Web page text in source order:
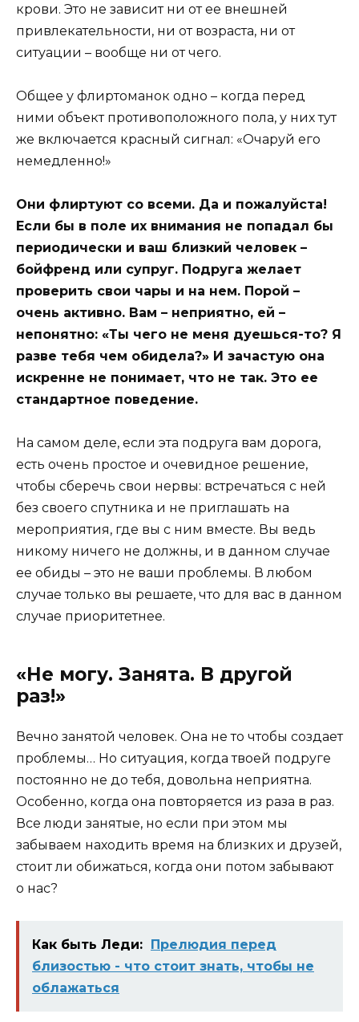
крови. Это не зависит ни от ее внешней
привлекательности, ни от возраста, ни от
ситуации – вообще ни от чего.
Общее у флиртоманок одно – когда перед
ними объект противоположного пола, у них тут
же включается красный сигнал: «Очаруй его
немедленно!»
Они флиртуют со всеми. Да и пожалуйста!
Если бы в поле их внимания не попадал бы
периодически и ваш близкий человек –
бойфренд или супруг. Подруга желает
проверить свои чары и на нем. Порой –
очень активно. Вам – неприятно, ей –
непонятно: «Ты чего не меня дуешься-то? Я
разве тебя чем обидела?» И зачастую она
искренне не понимает, что не так. Это ее
стандартное поведение.
На самом деле, если эта подруга вам дорога,
есть очень простое и очевидное решение,
чтобы сберечь свои нервы: встречаться с ней
без своего спутника и не приглашать на
мероприятия, где вы с ним вместе. Вы ведь
никому ничего не должны, и в данном случае
ее обиды – это не ваши проблемы. В любом
случае только вы решаете, что для вас в данном
случае приоритетнее.
«Не могу. Занята. В другой
раз!»
Вечно занятой человек. Она не то чтобы создает
проблемы… Но ситуация, когда твоей подруге
постоянно не до тебя, довольна неприятна.
Особенно, когда она повторяется из раза в раз.
Все люди занятые, но если при этом мы
забываем находить время на близких и друзей,
стоит ли обижаться, когда они потом забывают
о нас?
Как быть Леди:
Прелюдия перед
близостью - что стоит знать, чтобы не
облажаться